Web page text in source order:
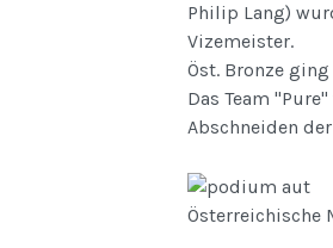
Philip Lang)
Vizemeister.
Öst. Bronze
Das Team
Abschneiden
Österreichische